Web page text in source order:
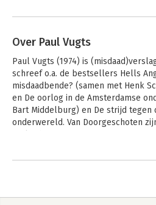
Over Paul Vugts
Paul Vugts (1974) is
schreef o.a. de bestsellers Hells
misdaadbende? (samen met Henk
en De oorlog in de Amsterdamse
Bart Middelburg) en De strijd tegen
onderwereld. Van Doorgeschoten
Andere boeken door